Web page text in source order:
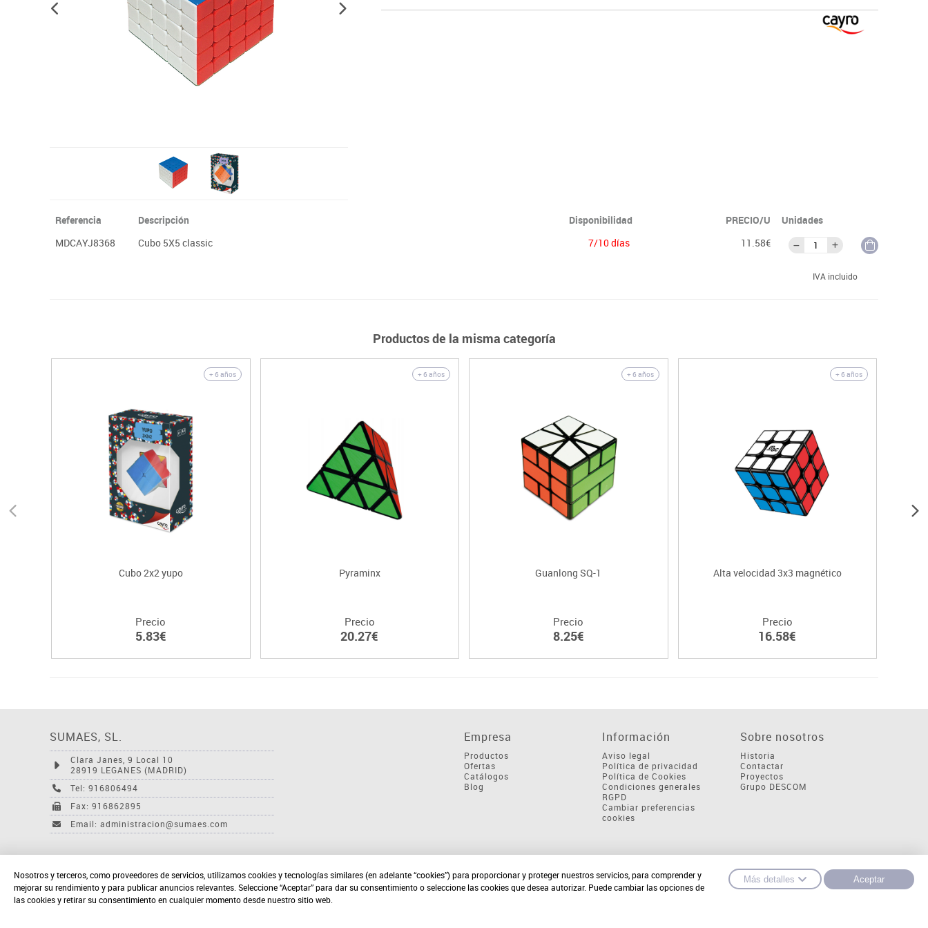
Papel y manipulados
Referencia Descripción Disponibilidad PRECIO/U
Unidades
MDCAYJ8368
Cubo 5X5 classic 7/10 días 11.58€
IVA incluido
Productos de la misma categoría
+ 6 años
Cubo 2x2 yupo
Precio
5.83€
+ 6 años
Pyraminx
Precio
20.27€
+ 6 años
Guanlong SQ-1
Precio
8.25€
+ 6 años
Alta velocidad 3x3 magnético
Precio
16.58€
SUMAES, SL.
Clara Janes, 9 Local 10
28919 LEGANES (MADRID)
Tel: 916806494
Fax: 916862895
Email: administracion@sumaes.com
Empresa
Productos
Ofertas
Catálogos
Blog
Información
Aviso legal
Política de privacidad
Política de Cookies
Condiciones generales
RGPD
Cambiar preferencias
cookies
Sobre nosotros
Historia
Contactar
Proyectos
Grupo DESCOM
Nosotros y terceros, como proveedores de servicios, utilizamos cookies y tecnologías similares (en adelante “cookies”) para proporcionar y proteger nuestros servicios, para comprender y
mejorar su rendimiento y para publicar anuncios relevantes. Seleccione “Aceptar” para dar su consentimiento o seleccione las cookies que desea autorizar. Puede cambiar las opciones de
las cookies y retirar su consentimiento en cualquier momento desde nuestro sitio web.
Más detalles Aceptar